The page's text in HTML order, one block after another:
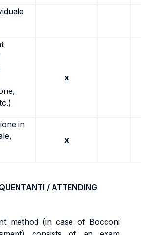
x
in
x
/ ATTENDING
method (in case of Bocconi